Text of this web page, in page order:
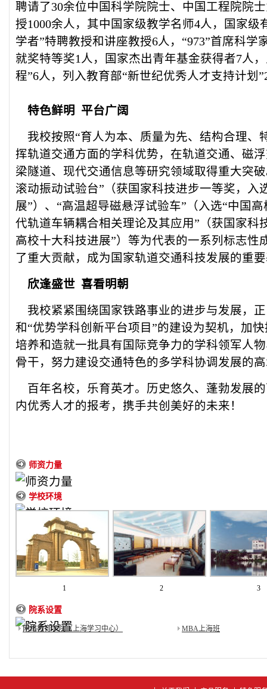
聘请了30余位中国科学院院士、中国工程院院
授1000余人，其中国家级教学名师4人，国家级
学者”特聘教授和讲座教授6人，“973”首席科学
就奖特等奖1人，国家杰出青年基金获得者7人
程”6人，列入教育部“新世纪优秀人才支持计划
特色鲜明 平台广阔
我校按照“育人为本、质量为先、结构合理、
挥轨道交通方面的学科优势，在轨道交通、磁
梁隧道、现代交通信息等研究领域取得重大突
滚动振动试验台”（获国家科技进步一等奖，入
展”）、“高温超导磁悬浮试验车”（入选“中国
代轨道车辆耦合相关理论及其应用”（获国家科
高校十大科技进展”）等为代表的一系列标志性
了重大贡献，成为国家轨道交通科技发展的重
欣逢盛世 喜看明朝
我校紧紧围绕国家铁路事业的进步与发展，
和“优势学科创新平台项目”的建设为契机，加
培养和造就一批具有国际竞争力的学科领军人
骨干，努力建设交通特色的多学科协调发展的
百年名校，乐育英才。历史悠久、蓬勃发展
内优秀人才的报考，携手共创美好的未来！
师资力量
学校环境
1 2 3
院系设置
网络教育学院（上海学习中心） MBA上海班